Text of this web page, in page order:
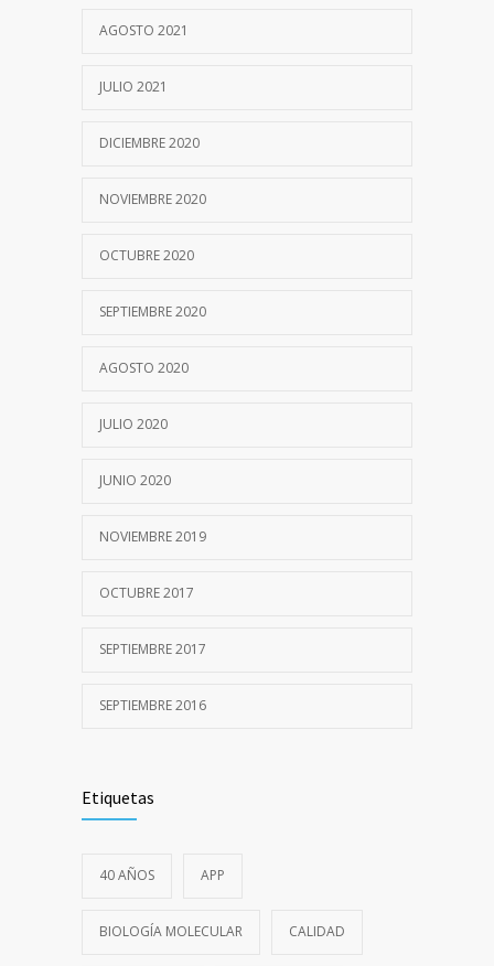
8 SEPTIEMBRE, 2020
Laboratorio de Biología Molecular
19 SEPTIEMBRE, 2016
Respiratorias
Participación en Estudio Multicéntrico
26 AGOSTO, 2021
COLESTEROL: Nuevos medicamentos,
25 ENERO, 2023
Determinaciones de COVID-19
AGOSTO 2021
JULIO 2021
DICIEMBRE 2020
NOVIEMBRE 2020
OCTUBRE 2020
SEPTIEMBRE 2020
AGOSTO 2020
JULIO 2020
JUNIO 2020
NOVIEMBRE 2019
OCTUBRE 2017
SEPTIEMBRE 2017
SEPTIEMBRE 2016
Etiquetas
40 AÑOS APP
BIOLOGÍA MOLECULAR CALIDAD